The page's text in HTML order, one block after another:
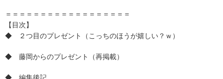
＝＝＝＝＝＝＝＝＝＝＝＝＝＝＝＝＝＝
【目次】
◆ ２つ目のプレゼント（こっちのほうが嬉しい？ｗ）
◆ 藤岡からのプレゼント（再掲載）